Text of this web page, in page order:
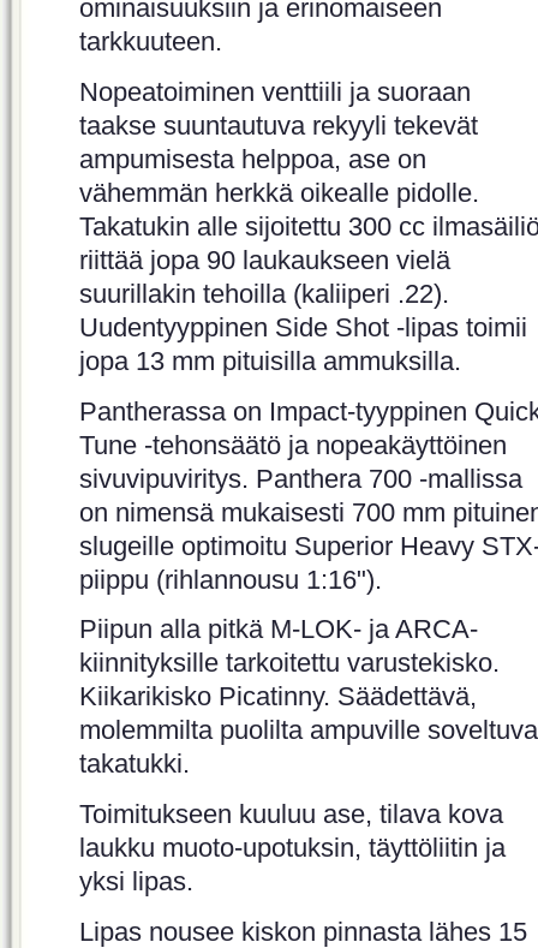
ominaisuuksiin ja erinomaiseen
tarkkuuteen.
Nopeatoiminen venttiili ja suoraan
taakse suuntautuva rekyyli tekevät
ampumisesta helppoa, ase on
vähemmän herkkä oikealle pidolle.
Takatukin alle sijoitettu 300 cc
riittää jopa 90 laukaukseen vielä
suurillakin tehoilla (kaliiperi .22).
Uudentyyppinen Side Shot -lipas toimii
jopa 13 mm pituisilla ammuksilla.
Pantherassa on Impact-tyyppinen
Tune -tehonsäätö ja nopeakäyttöinen
sivuvipuviritys. Panthera 700 -mallissa
on nimensä mukaisesti 700 mm
slugeille optimoitu Superior Heavy
piippu (rihlannousu 1:16").
Piipun alla pitkä M-LOK- ja ARCA-
kiinnityksille tarkoitettu varustekisko.
Kiikarikisko Picatinny. Säädettävä,
molemmilta puolilta ampuville soveltuva
takatukki.
Toimitukseen kuuluu ase, tilava kova
laukku muoto-upotuksin, täyttöliitin ja
yksi lipas.
Lipas nousee kiskon pinnasta lähes 15